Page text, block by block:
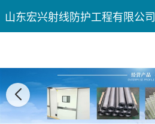
山东宏兴射线防护工程有限公司